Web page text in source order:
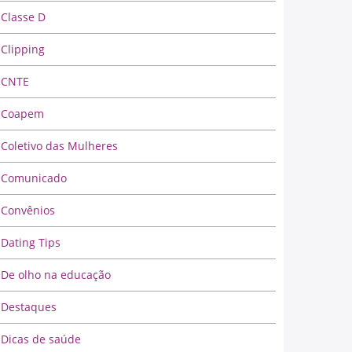
Classe D
Clipping
CNTE
Coapem
Coletivo das Mulheres
Comunicado
Convênios
Dating Tips
De olho na educação
Destaques
Dicas de saúde